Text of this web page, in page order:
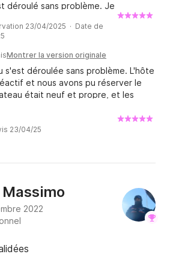
déroulé sans problème. Je
!
23/04/2025 · Date de
Montrer la version originale
s'est déroulée sans problème. L'hôte
et nous avons pu réserver le
était neuf et propre, et les
23/04/25
Massimo
2022